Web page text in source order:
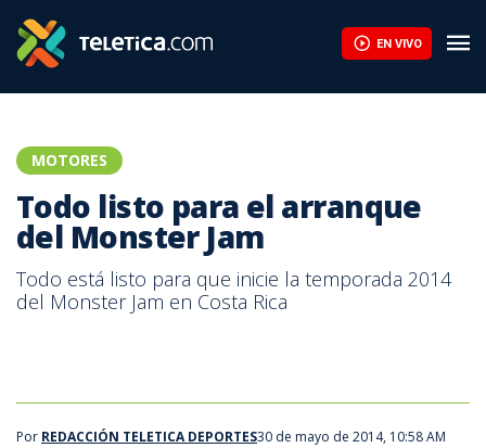
EN VIVO
MOTORES
Todo listo para el arranque
del Monster Jam
Todo está listo para que inicie la temporada 2014
del Monster Jam en Costa Rica
Por REDACCIÓN TELETICA DEPORTES30 de mayo de 2014, 10:58 AM